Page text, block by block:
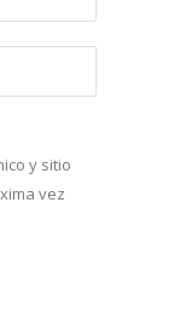
y sitio
vez